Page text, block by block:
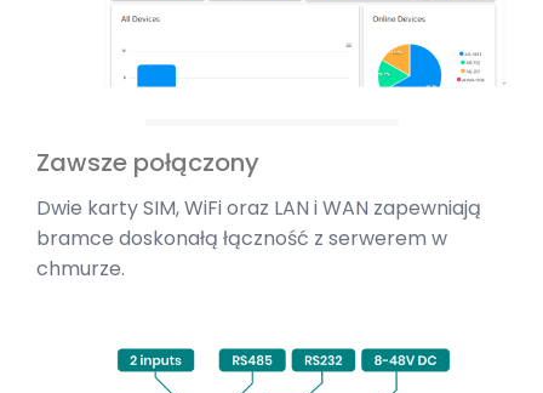
Zawsze połączony
Dwie karty SIM, WiFi oraz LAN i WAN zapewniają
bramce doskonałą łączność z serwerem w
chmurze.